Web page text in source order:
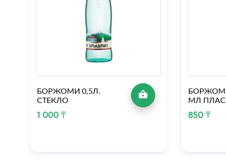
БОРЖОМИ 0,5Л.
СТЕКЛО
1 000 ₸
МЛ
850 ₸